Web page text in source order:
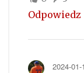
Odpowiedz
2024-